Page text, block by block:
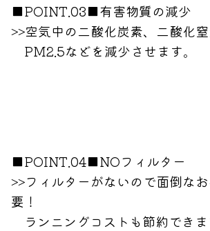
■POINT.03■有害物質の減少
>>空気中の二酸化炭素、二酸化窒
PM2.5などを減少させます。
■POINT.04■NOフィルター
>>フィルターがないので面倒な
要！
ランニングコストも節約でき